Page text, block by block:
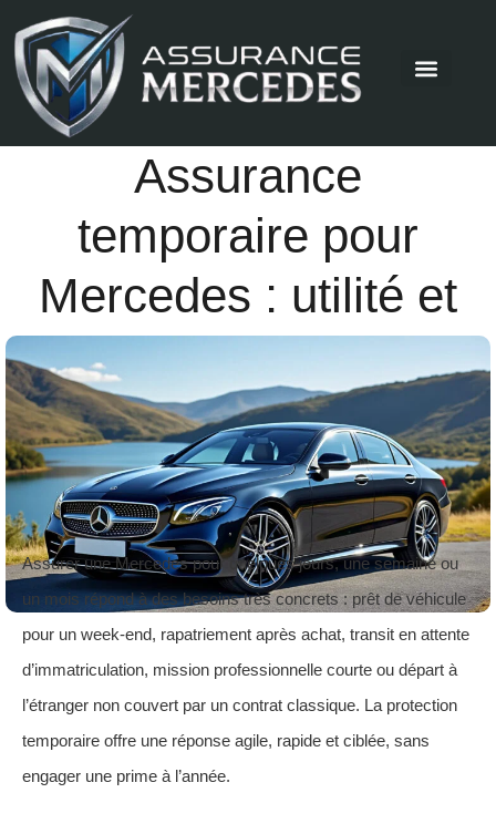
Assurance
temporaire pour
Mercedes : utilité et
conditions
Assurer une Mercedes pour quelques jours, une semaine ou
un mois répond à des besoins très concrets : prêt de véhicule
pour un week-end, rapatriement après achat, transit en attente
d’immatriculation, mission professionnelle courte ou départ à
l’étranger non couvert par un contrat classique. La protection
temporaire offre une réponse agile, rapide et ciblée, sans
engager une prime à l’année.